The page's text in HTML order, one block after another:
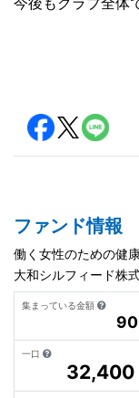
ファンド情報
働く女性のための健
大和シルフィード株
集まっている金額
一口
32,400